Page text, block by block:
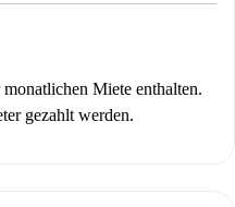
Miete enthalten.
gezahlt werden.